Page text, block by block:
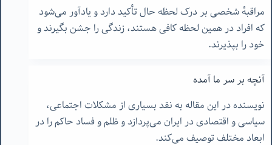
مراقبهٔ شخصی بر درک لحظه حال تأکید دارد و یادآور می‌شود
که افراد در همین لحظه کافی هستند، زندگی را جشن بگیرند و
خود را بپذیرند.
آنچه بر سر ما آمده
نویسنده در این مقاله به نقد بسیاری از مشکلات اجتماعی،
سیاسی و اقتصادی در ایران می‌پردازد و ظلم و فساد حاکم را در
ابعاد مختلف توصیف می‌کند.